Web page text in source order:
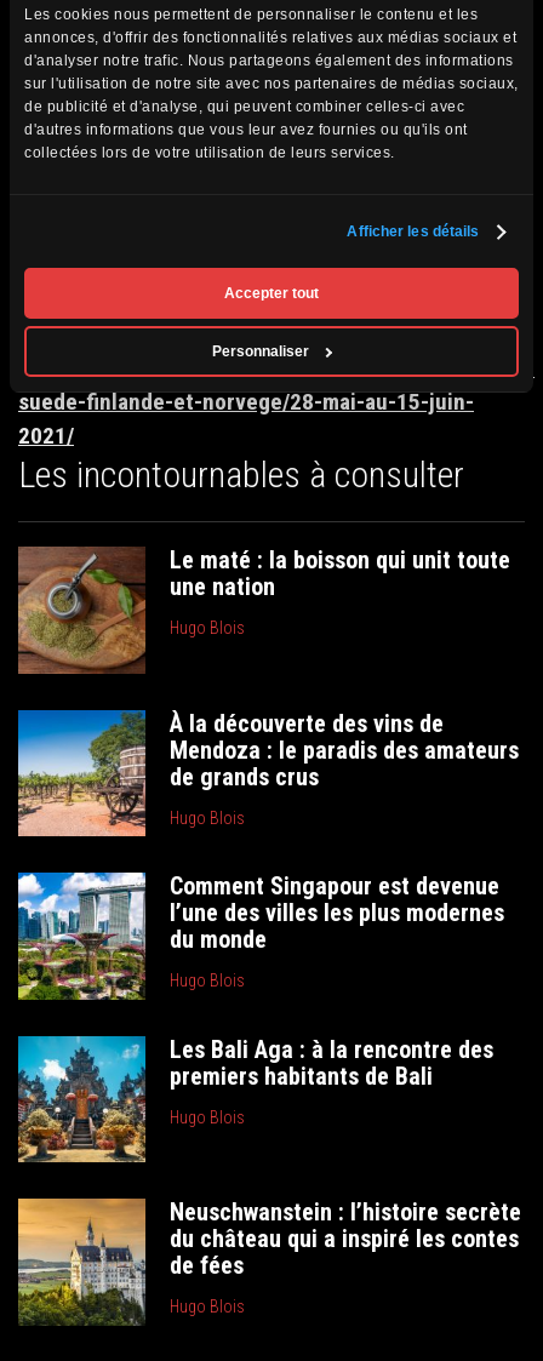
Les cookies nous permettent de personnaliser le contenu et les
annonces, d'offrir des fonctionnalités relatives aux médias sociaux et
d'analyser notre trafic. Nous partageons également des informations
sur l'utilisation de notre site avec nos partenaires de médias sociaux,
de publicité et d'analyse, qui peuvent combiner celles-ci avec
d'autres informations que vous leur avez fournies ou qu'ils ont
collectées lors de votre utilisation de leurs services.
Afficher les détails
Accepter tout
Personnaliser
croire, le soleil de minuit n’est en fait pas un soleil
différent… c’est juste le même soleil que pendant le reste
de l’année mais il ne se couche pas ; ce qui signifie 24
heures de lumière.
Un voyage en Norvège vous intéresse? Venez découvrir
notre circuit Passion Suède, Finlande et Norvège en
cliquant sur ce
lien:https://www.passionmonde.com/circuits/passion-
suede-finlande-et-norvege/28-mai-au-15-juin-
2021/
Les incontournables à consulter
Le maté : la boisson qui unit toute
une nation
Hugo Blois
À la découverte des vins de
Mendoza : le paradis des amateurs
de grands crus
Hugo Blois
Comment Singapour est devenue
l’une des villes les plus modernes
du monde
Hugo Blois
Les Bali Aga : à la rencontre des
premiers habitants de Bali
Hugo Blois
Neuschwanstein : l’histoire secrète
du château qui a inspiré les contes
de fées
Hugo Blois